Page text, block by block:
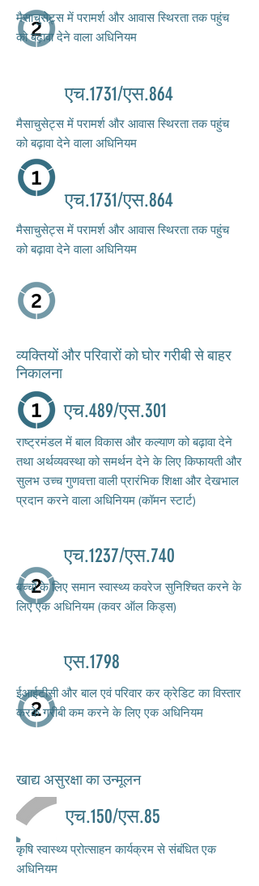
मैसाचुसेट्स में परामर्श और आवास स्थिरता तक पहुंच
को बढ़ावा देने वाला अधिनियम
एच.1731/एस.864
मैसाचुसेट्स में परामर्श और आवास स्थिरता तक पहुंच
को बढ़ावा देने वाला अधिनियम
एच.1731/एस.864
मैसाचुसेट्स में परामर्श और आवास स्थिरता तक पहुंच
को बढ़ावा देने वाला अधिनियम
व्यक्तियों और परिवारों को घोर गरीबी से बाहर
निकालना
एच.489/एस.301
राष्ट्रमंडल में बाल विकास और कल्याण को बढ़ावा देने
तथा अर्थव्यवस्था को समर्थन देने के लिए किफायती और
सुलभ उच्च गुणवत्ता वाली प्रारंभिक शिक्षा और देखभाल
प्रदान करने वाला अधिनियम (कॉमन स्टार्ट)
एच.1237/एस.740
बच्चों के लिए समान स्वास्थ्य कवरेज सुनिश्चित करने के
लिए एक अधिनियम (कवर ऑल किड्स)
एस.1798
ईआईटीसी और बाल एवं परिवार कर क्रेडिट का विस्तार
करके गरीबी कम करने के लिए एक अधिनियम
खाद्य असुरक्षा का उन्मूलन
एच.150/एस.85
कृषि स्वास्थ्य प्रोत्साहन कार्यक्रम से संबंधित एक
अधिनियम